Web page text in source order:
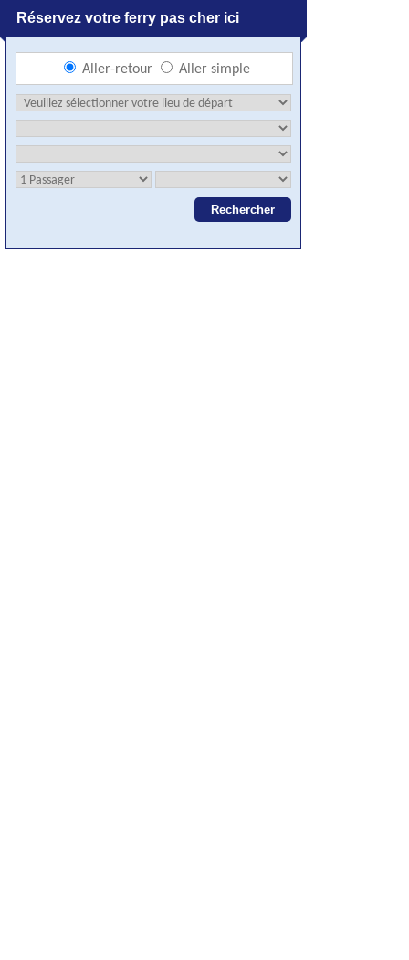
Réservez votre ferry pas cher ici
Aller-retour Aller simple